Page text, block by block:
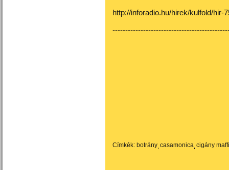
http://inforadio.hu/hirek/kulfold/hir-
Címkék: botrány casamonica cigány